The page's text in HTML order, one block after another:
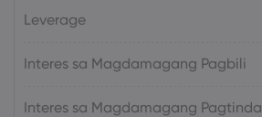
Leverage
Interes sa Magdamagang Pagbili
Interes sa Magdamagang Pagtinda